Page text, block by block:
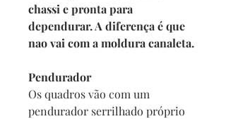
chassi e pronta para
dependurar. A diferença é que
nao vai com a moldura canaleta.
Pendurador
Os quadros vão com um
pendurador serrilhado próprio